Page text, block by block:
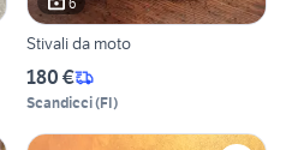
Stivali da moto
180 €
Scandicci(FI)